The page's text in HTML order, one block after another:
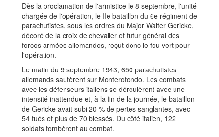
Dès la proclamation de l'armistice le 8 septembre, l'unité
chargée de l'opération, le IIe bataillon du 6e régiment de
parachutistes, sous les ordres du Major Walter Gericke,
décoré de la croix de chevalier et futur général des
forces armées allemandes, reçut donc le feu vert pour
l'opération.
Le matin du 9 septembre 1943, 650 parachutistes
allemands sautèrent sur Monterotondo. Les combats
avec les défenseurs italiens se déroulèrent avec une
intensité inattendue et, à la fin de la journée, le bataillon
de Gericke avait subi 20 % de pertes sanglantes, avec
54 tués et plus de 70 blessés. Du côté italien, 122
soldats tombèrent au combat.